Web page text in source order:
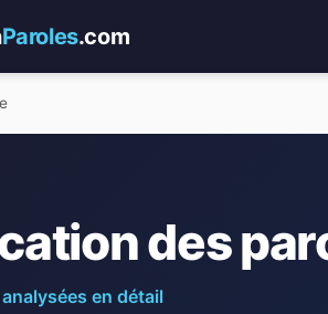
Paroles.com
des
en détail